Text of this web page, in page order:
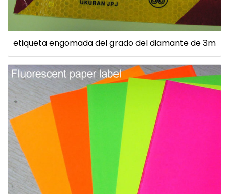
etiqueta engomada del grado del diamante de 3m